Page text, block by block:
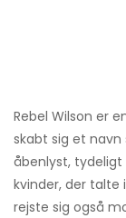
Rebel Wilson er
skabt sig et
åbenlyst,
kvinder, der talte
rejste sig også